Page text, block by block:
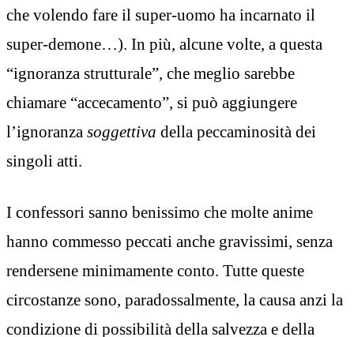
che volendo fare il super-uomo ha incarnato il
super-demone…). In più, alcune volte, a questa
“ignoranza strutturale”, che meglio sarebbe
chiamare “accecamento”, si può aggiungere
l’ignoranza soggettiva della peccaminosità dei
singoli atti.
I confessori sanno benissimo che molte anime
hanno commesso peccati anche gravissimi, senza
rendersene minimamente conto. Tutte queste
circostanze sono, paradossalmente, la causa anzi la
condizione di possibilità della salvezza e della